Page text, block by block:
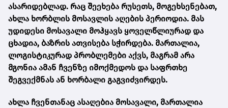
ასარიდებლად. რაც შეეხება რუსეთს, მოგეხსენებათ,
ახლა ხორბლის მოსავლის აღების პერიოდია. მას
უდიდესი მოსავალი მოჰყავს ყოველწლიურად და
ცხადია, ბაზრის ათვისება სჭირდება. მართალია,
ლოგისტიკურად პრობლემები აქვს, მაგრამ არა
მგონია ამან ჩვენზე იმოქმედოს და საფრთხე
შეგვექმნას ან ხორბალი გაგვიძვირდეს.
ახლა ჩვენთანაც ასაღებია მოსავალი, მართალია